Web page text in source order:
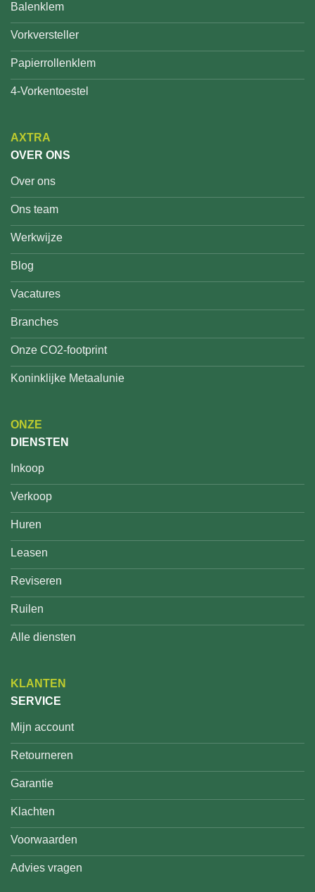
Balenklem
Vorkversteller
Papierrollenklem
4-Vorkentoestel
AXTRA
OVER ONS
Over ons
Ons team
Werkwijze
Blog
Vacatures
Branches
Onze CO2-footprint
Koninklijke Metaalunie
ONZE
DIENSTEN
Inkoop
Verkoop
Huren
Leasen
Reviseren
Ruilen
Alle diensten
KLANTEN
SERVICE
Mijn account
Retourneren
Garantie
Klachten
Voorwaarden
Advies vragen